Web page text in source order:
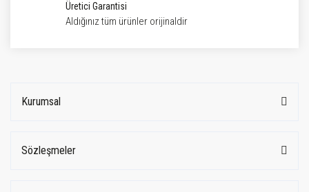
Üretici Garantisi
Aldığınız tüm ürünler orijinaldir
Kurumsal
Sözleşmeler